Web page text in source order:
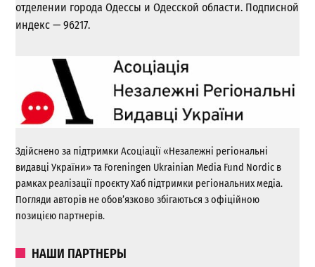
отделении города Одессы и Одесской области. Подписной
индекс — 96217.
Здійснено за підтримки Асоціації «Незалежні регіональні
видавці України» та Foreningen Ukrainian Media Fund Nordic в
рамках реалізації проєкту Хаб підтримки регіональних медіа.
Погляди авторів не обов’язково збігаються з офіційною
позицією партнерів.
НАШИ ПАРТНЕРЫ